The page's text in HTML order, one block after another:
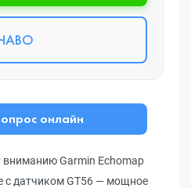
онлайн
Garmin Echomap
с датчиком GT56 — мощное